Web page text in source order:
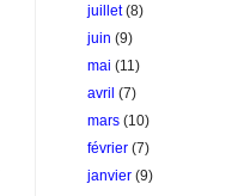
juillet(8)
juin(9)
mai(11)
avril(7)
mars(10)
février(7)
janvier(9)